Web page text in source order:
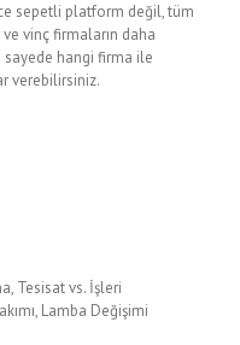
sepetli platform değil, tüm
vinç firmaların daha
sayede hangi firma ile
verebilirsiniz.
Tesisat vs. İşleri
Lamba Değişimi